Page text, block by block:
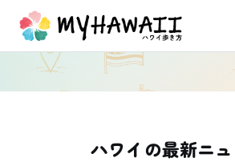
ハワイの最新ニ